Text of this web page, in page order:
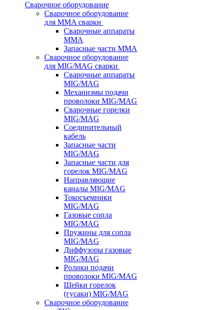
Сварочное оборудование
Сварочное оборудование
для MMA сварки
Сварочные аппараты
MMA
Запасные части MMA
Сварочное оборудование
для MIG/MAG сварки
Сварочные аппараты
MIG/MAG
Механизмы подачи
проволоки MIG/MAG
Сварочные горелки
MIG/MAG
Соединительный
кабель
Запасные части
MIG/MAG
Запасные части для
горелок MIG/MAG
Направляющие
каналы MIG/MAG
Токосъемники
MIG/MAG
Газовые сопла
MIG/MAG
Пружины для сопла
MIG/MAG
Диффузоры газовые
MIG/MAG
Ролики подачи
проволоки MIG/MAG
Шейки горелок
(гусаки) MIG/MAG
Сварочное оборудование